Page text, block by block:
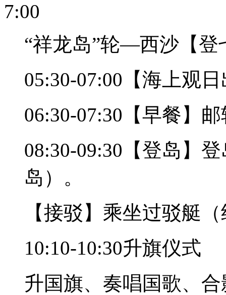
7:00
“祥龙岛”轮—西沙【登
05:30-07:00【海上观
06:30-07:30【早餐】
08:30-09:30【登岛】
岛）。
【接驳】乘坐过驳艇
10:10-10:30升旗仪式
升国旗、奏唱国歌、